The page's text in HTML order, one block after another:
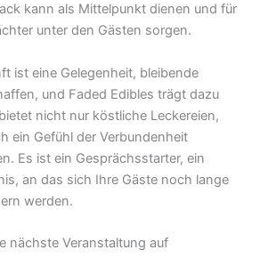
kann als Mittelpunkt dienen und für
unter den Gästen sorgen.
ist eine Gelegenheit, bleibende
und Faded Edibles trägt dazu
nicht nur köstliche Leckereien,
ein Gefühl der Verbundenheit
Es ist ein Gesprächsstarter, ein
an das sich Ihre Gäste noch lange
werden.
nächste Veranstaltung auf